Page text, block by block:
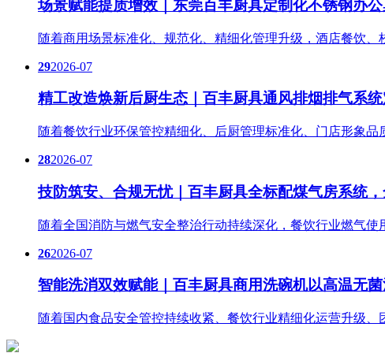
场景赋能提质增效｜东莞百丰厨具定制化不锈钢办
随着商用场景标准化、规范化、精细化管理升级，酒店餐饮
292026-07
精工改造焕新后厨生态｜百丰厨具通风排烟排气系
随着餐饮行业环保管控精细化、后厨管理标准化、门店形象
282026-07
技防筑安、合规无忧｜百丰厨具全标配煤气房系统
随着全国消防与燃气安全整治行动持续深化，餐饮行业燃气
262026-07
智能洗消双效赋能｜百丰厨具商用洗碗机以高温无
随着国内食品安全管控持续收紧、餐饮行业精细化运营升级